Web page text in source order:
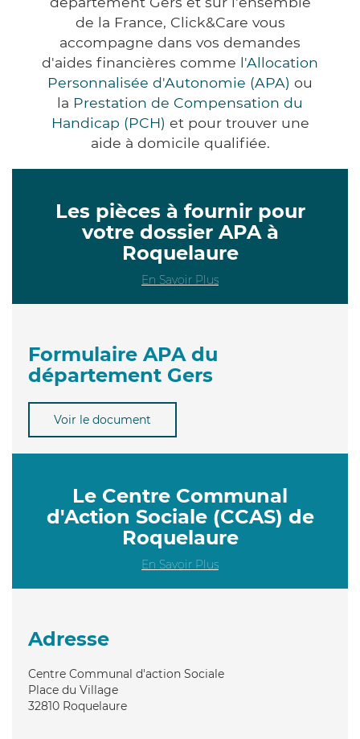
de la France, Click&Care vous
accompagne dans vos demandes
d'aides financières comme l'Allocation
Personnalisée d'Autonomie (APA) ou
la Prestation de Compensation du
Handicap (PCH) et pour trouver une
aide à domicile qualifiée.
Les pièces à fournir pour
votre dossier APA à
Roquelaure
En Savoir Plus
Formulaire APA du
département Gers
Voir le document
Le Centre Communal
d'Action Sociale (CCAS) de
Roquelaure
En Savoir Plus
Adresse
Centre Communal d'action Sociale
Place du Village
32810 Roquelaure